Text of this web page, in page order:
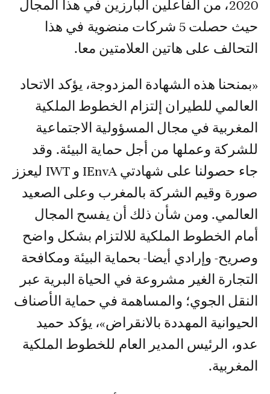
2020، من الفاعلين البارزين في هذا المجال
حيث حصلت 5 شركات منضوية في هذا
التحالف على هاتين العلامتين معا.
«بمنحنا هذه الشهادة المزدوجة، يؤكد الاتحاد
العالمي للطيران إلتزام الخطوط الملكية
المغربية في مجال المسؤولية الاجتماعية
للشركة وعملها من أجل حماية البيئة. وقد
جاء حصولنا على شهادتي IEnvA و IWT ليعزز
صورة وقيم الشركة بالمغرب وعلى الصعيد
العالمي. ومن شأن ذلك أن يفسح المجال
أمام الخطوط الملكية للالتزام بشكل واضح
وصريح- وإرادي أيضا- بحماية البيئة ومكافحة
التجارة الغير مشروعة في الحياة البرية عبر
النقل الجوي؛ والمساهمة في حماية الأصناف
الحيوانية المهددة بالانقراض»، يؤكد حميد
عدو، الرئيس المدير العام للخطوط الملكية
المغربية.